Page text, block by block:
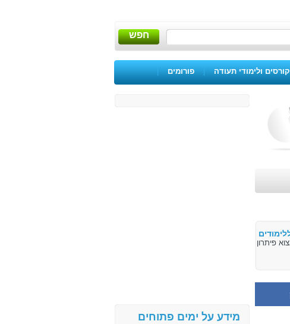
חפש
קורסים ולימודי תעודה | פורומים |
מידע על ימים פתוחים